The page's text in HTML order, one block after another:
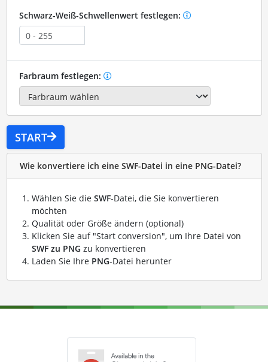
Schwarz-Weiß-Schwellenwert festlegen:
Farbraum festlegen:
START
Wie konvertiere ich eine SWF-Datei in eine PNG-Datei?
Wählen Sie die SWF-Datei, die Sie konvertieren
möchten
Qualität oder Größe ändern (optional)
Klicken Sie auf "Start conversion", um Ihre Datei von
SWF zu PNG zu konvertieren
Laden Sie Ihre PNG-Datei herunter